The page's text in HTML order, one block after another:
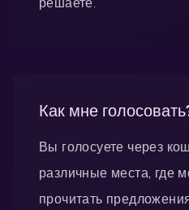
Как мне
Вы голосуете через
различные места, где
прочитать